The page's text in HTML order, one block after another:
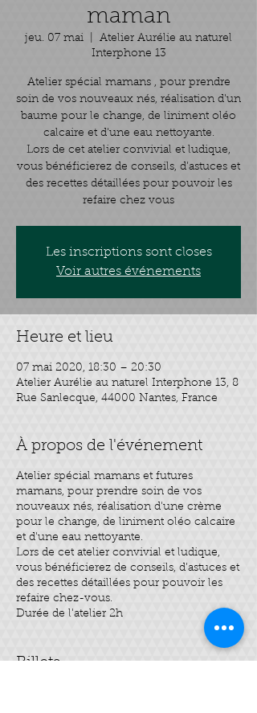
maman
jeu. 07 mai
Atelier Aurélie au naturel
Interphone 13
Atelier spécial mamans , pour prendre
soin de vos nouveaux nés, réalisation d'un
baume pour le change, de liniment oléo
calcaire et d'une eau nettoyante.
Lors de cet atelier convivial et ludique,
vous bénéficierez de conseils, d’astuces et
des recettes détaillées pour pouvoir les
Les inscriptions sont closes
Voir autres événements
Heure et lieu
07 mai 2020, 18:30 – 20:30
Atelier Aurélie au naturel Interphone 13, 8
Rue Sanlecque, 44000 Nantes, France
À propos de l'événement
Atelier spécial mamans et futures
mamans, pour prendre soin de vos
nouveaux nés, réalisation d'une crème
pour le change, de liniment oléo calcaire
et d'une eau nettoyante.
Lors de cet atelier convivial et ludique,
vous bénéficierez de conseils, d’astuces et
des recettes détaillées pour pouvoir les
refaire chez-vous.
Durée de l'atelier 2h
Billets